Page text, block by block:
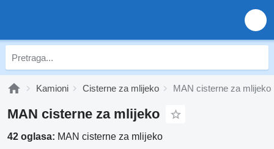
Kamioni Cisterne za mlijeko MAN cisterne za mlijeko
MAN cisterne za mlijeko
42 oglasa: MAN cisterne za mlijeko